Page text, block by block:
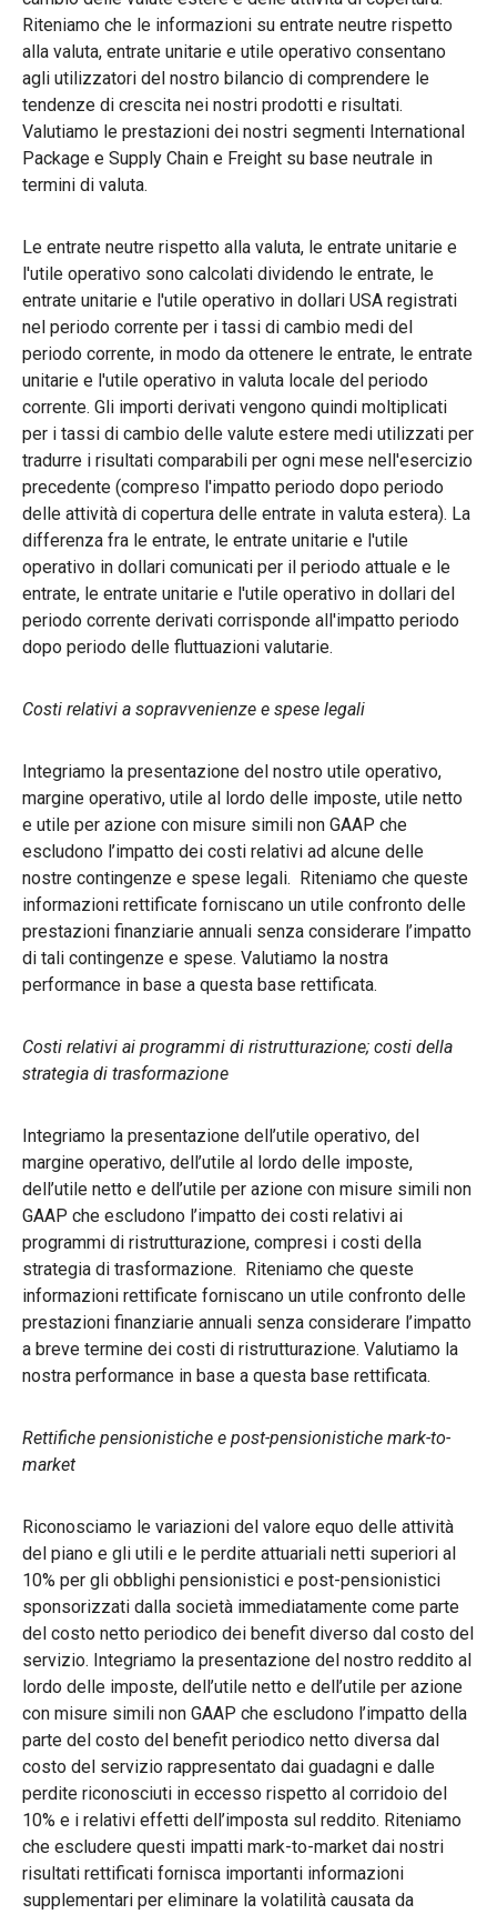
Riteniamo che le informazioni su entrate neutre rispetto
alla valuta, entrate unitarie e utile operativo consentano
agli utilizzatori del nostro bilancio di comprendere le
tendenze di crescita nei nostri prodotti e risultati.
Valutiamo le prestazioni dei nostri segmenti International
Package e Supply Chain e Freight su base neutrale in
termini di valuta.
Le entrate neutre rispetto alla valuta, le entrate unitarie e
l'utile operativo sono calcolati dividendo le entrate, le
entrate unitarie e l'utile operativo in dollari USA registrati
nel periodo corrente per i tassi di cambio medi del
periodo corrente, in modo da ottenere le entrate, le entrate
unitarie e l'utile operativo in valuta locale del periodo
corrente. Gli importi derivati vengono quindi moltiplicati
per i tassi di cambio delle valute estere medi utilizzati per
tradurre i risultati comparabili per ogni mese nell'esercizio
precedente (compreso l'impatto periodo dopo periodo
delle attività di copertura delle entrate in valuta estera). La
differenza fra le entrate, le entrate unitarie e l'utile
operativo in dollari comunicati per il periodo attuale e le
entrate, le entrate unitarie e l'utile operativo in dollari del
periodo corrente derivati corrisponde all'impatto periodo
dopo periodo delle fluttuazioni valutarie.
Costi relativi a sopravvenienze e spese legali
Integriamo la presentazione del nostro utile operativo,
margine operativo, utile al lordo delle imposte, utile netto
e utile per azione con misure simili non GAAP che
escludono l’impatto dei costi relativi ad alcune delle
nostre contingenze e spese legali. Riteniamo che queste
informazioni rettificate forniscano un utile confronto delle
prestazioni finanziarie annuali senza considerare l’impatto
di tali contingenze e spese. Valutiamo la nostra
performance in base a questa base rettificata.
Costi relativi ai programmi di ristrutturazione; costi della
strategia di trasformazione
Integriamo la presentazione dell’utile operativo, del
margine operativo, dell’utile al lordo delle imposte,
dell’utile netto e dell’utile per azione con misure simili non
GAAP che escludono l’impatto dei costi relativi ai
programmi di ristrutturazione, compresi i costi della
strategia di trasformazione. Riteniamo che queste
informazioni rettificate forniscano un utile confronto delle
prestazioni finanziarie annuali senza considerare l’impatto
a breve termine dei costi di ristrutturazione. Valutiamo la
nostra performance in base a questa base rettificata.
Rettifiche pensionistiche e post-pensionistiche mark-to-
market
Riconosciamo le variazioni del valore equo delle attività
del piano e gli utili e le perdite attuariali netti superiori al
10% per gli obblighi pensionistici e post-pensionistici
sponsorizzati dalla società immediatamente come parte
del costo netto periodico dei benefit diverso dal costo del
servizio. Integriamo la presentazione del nostro reddito al
lordo delle imposte, dell’utile netto e dell’utile per azione
con misure simili non GAAP che escludono l’impatto della
parte del costo del benefit periodico netto diversa dal
costo del servizio rappresentato dai guadagni e dalle
perdite riconosciuti in eccesso rispetto al corridoio del
10% e i relativi effetti dell’imposta sul reddito. Riteniamo
che escludere questi impatti mark-to-market dai nostri
risultati rettificati fornisca importanti informazioni
supplementari per eliminare la volatilità causata da